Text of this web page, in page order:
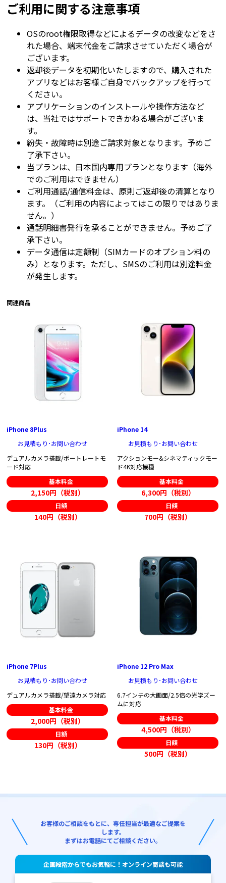
ご利用に関する注意事項
OSのroot権限取得などによるデータの改変などをさ
れた場合、端末代金をご請求させていただく場合が
ございます。
返却後データを初期化いたしますので、購入された
アプリなどはお客様ご自身でバックアップを行って
ください。
アプリケーションのインストールや操作方法など
は、当社ではサポートできかねる場合がございま
す。
紛失・故障時は別途ご請求対象となります。予めご
了承下さい。
当プランは、日本国内専用プランとなります（海外
でのご利用はできません）
ご利用通話/通信料金は、原則ご返却後の清算となり
ます。（ご利用の内容によってはこの限りではありま
せん。）
通話明細書発行を承ることができません。予めご了
承下さい。
データ通信は定額制（SIMカードのオプション料の
み）となります。ただし、SMSのご利用は別途料金
が発生します。
関連商品
iPhone 8Plus
お見積もり･お問い合わせ
デュアルカメラ搭載/ポートレートモ
ード対応
基本料金
2,150円（税別）
日額
140円（税別）
iPhone 14
お見積もり･お問い合わせ
アクションモー&シネマティックモー
ド4K対応機種
基本料金
6,300円（税別）
日額
700円（税別）
iPhone 7Plus
お見積もり･お問い合わせ
デュアルカメラ搭載/望遠カメラ対応
基本料金
2,000円（税別）
日額
130円（税別）
iPhone 12 Pro Max
お見積もり･お問い合わせ
6.7インチの大画面/2.5倍の光学ズー
ムに対応
基本料金
4,500円（税別）
日額
500円（税別）
お客様のご相談をもとに、専任担当が最適なご提案を
します。
まずはお電話にてご相談ください。
企画段階からでもお気軽に！オンライン商談も可能